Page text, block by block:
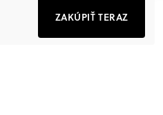
ZAKÚPIŤ TERAZ